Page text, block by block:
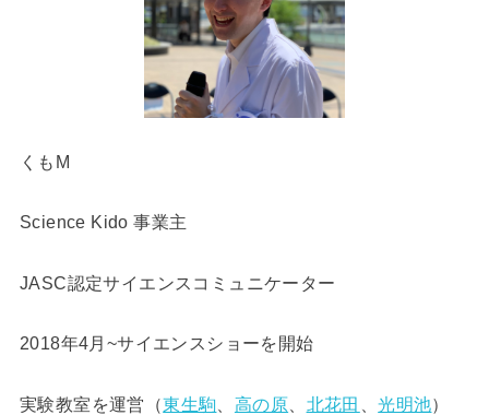
くもM
Science Kido 事業主
JASC認定サイエンスコミュニケーター
2018年4月~サイエンスショーを開始
実験教室を運営（東生駒 高の原 北花田 、光明池）